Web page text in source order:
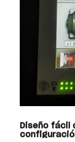
Diseño fácil